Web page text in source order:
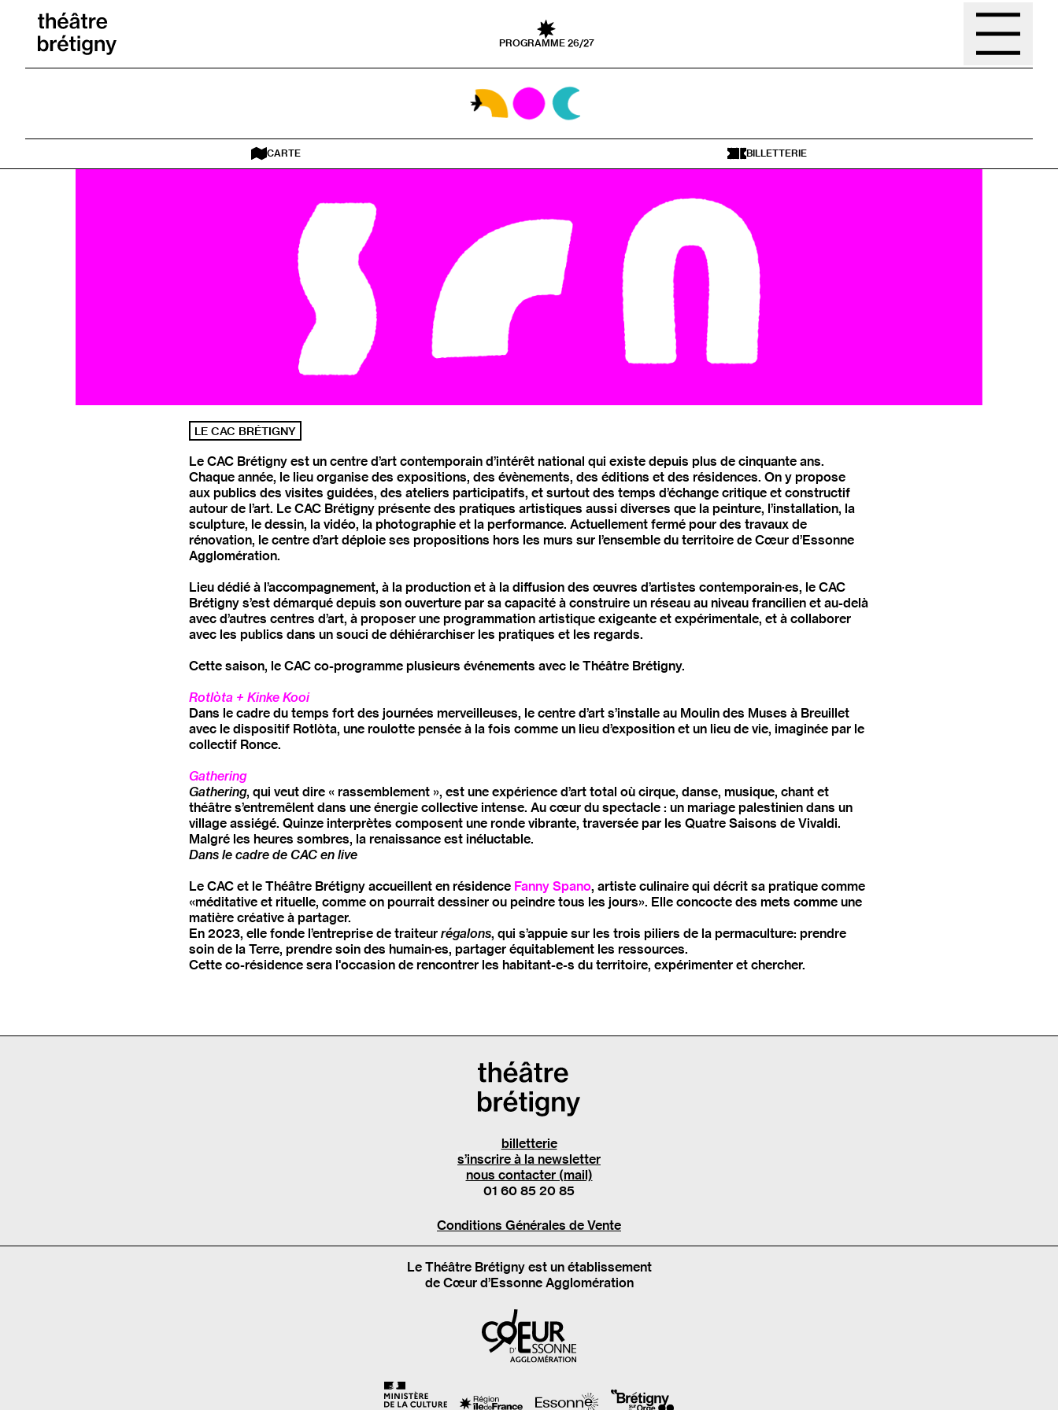
Aller au contenu
Retour à l’accueil
PROGRAMME 26/27
CARTE BILLETTERIE
LE CAC BRÉTIGNY
Le CAC Brétigny est un centre d’art contemporain d’intérêt national qui existe depuis plus de cinquante ans.
Chaque année, le lieu organise des expositions, des évènements, des éditions et des résidences. On y propose
aux publics des visites guidées, des ateliers participatifs, et surtout des temps d’échange critique et constructif
autour de l’art. Le CAC Brétigny présente des pratiques artistiques aussi diverses que la peinture, l’installation, la
sculpture, le dessin, la vidéo, la photographie et la performance. Actuellement fermé pour des travaux de
rénovation, le centre d’art déploie ses propositions hors les murs sur l’ensemble du territoire de Cœur d’Essonne
Agglomération.
Lieu dédié à l’accompagnement, à la production et à la diffusion des œuvres d’artistes contemporain·es, le CAC
Brétigny s’est démarqué depuis son ouverture par sa capacité à construire un réseau au niveau francilien et au-delà
avec d’autres centres d’art, à proposer une programmation artistique exigeante et expérimentale, et à collaborer
avec les publics dans un souci de déhiérarchiser les pratiques et les regards.
Cette saison, le CAC co-programme plusieurs événements avec le Théâtre Brétigny.
Rotlòta + Kinke Kooi
Dans le cadre du temps fort des journées merveilleuses, le centre d’art s’installe au Moulin des Muses à Breuillet
avec le dispositif Rotlòta, une roulotte pensée à la fois comme un lieu d’exposition et un lieu de vie, imaginée par le
collectif Ronce.
Gathering
Gathering, qui veut dire « rassemblement », est une expérience d’art total où cirque, danse, musique, chant et
théâtre s’entremêlent dans une énergie collective intense. Au cœur du spectacle : un mariage palestinien dans un
village assiégé. Quinze interprètes composent une ronde vibrante, traversée par les Quatre Saisons de Vivaldi.
Malgré les heures sombres, la renaissance est inéluctable.
Dans le cadre de CAC en live
Le CAC et le Théâtre Brétigny accueillent en résidence Fanny Spano, artiste culinaire qui décrit sa pratique comme
«méditative et rituelle, comme on pourrait dessiner ou peindre tous les jours». Elle concocte des mets comme une
matière créative à partager.
En 2023, elle fonde l’entreprise de traiteur régalons, qui s’appuie sur les trois piliers de la permaculture: prendre
soin de la Terre, prendre soin des humain·es, partager équitablement les ressources.
Cette co-résidence sera l'occasion de rencontrer les habitant-e-s du territoire, expérimenter et chercher.
billetterie
s’inscrire à la newsletter
nous contacter (mail)
01 60 85 20 85
Conditions Générales de Vente
Le Théâtre Brétigny est un établissement
de Cœur d’Essonne Agglomération